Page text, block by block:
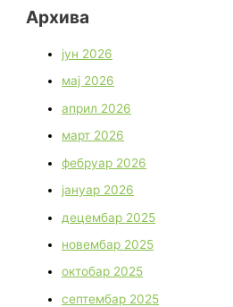
Архива
јун 2026
мај 2026
април 2026
март 2026
фебруар 2026
јануар 2026
децембар 2025
новембар 2025
октобар 2025
септембар 2025